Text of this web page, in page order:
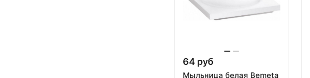
64 руб
Мыльница белая Bemeta